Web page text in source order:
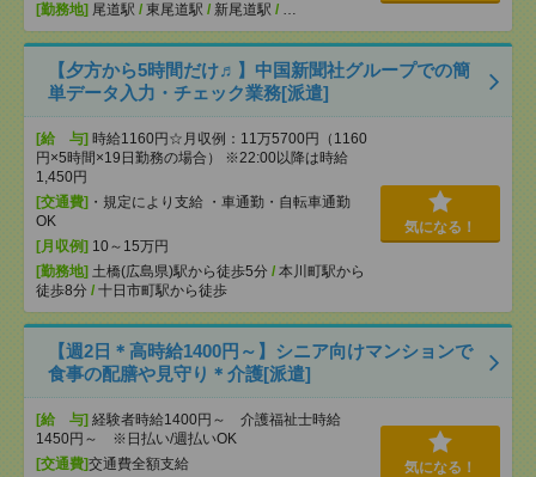
[勤務地] 尾道駅 / 東尾道駅 / 新尾道駅 / …
【夕方から5時間だけ♬】中国新聞社グループでの簡
単データ入力・チェック業務[派遣]
[給 与] 時給1160円☆月収例：11万5700円（1160
円×5時間×19日勤務の場合） ※22:00以降は時給
1,450円
[交通費] ・規定により支給 ・車通勤・自転車通勤
OK
[月収例] 10～15万円
[勤務地] 土橋(広島県)駅から徒歩5分 / 本川町駅から
徒歩8分 / 十日市町駅から徒歩
気になる！
【週2日＊高時給1400円～】シニア向けマンションで
食事の配膳や見守り＊介護[派遣]
[給 与] 経験者時給1400円～ 介護福祉士時給
1450円～ ※日払い/週払いOK
[交通費]交通費全額支給
気になる！